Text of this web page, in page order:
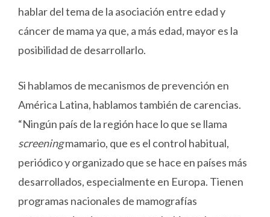
hablar del tema de la asociación entre edad y
cáncer de mama ya que, a más edad, mayor es la
posibilidad de desarrollarlo.
Si hablamos de mecanismos de prevención en
América Latina, hablamos también de carencias.
“Ningún país de la región hace lo que se llama
screeningmamario, que es el control habitual,
periódico y organizado que se hace en países más
desarrollados, especialmente en Europa. Tienen
programas nacionales de mamografías